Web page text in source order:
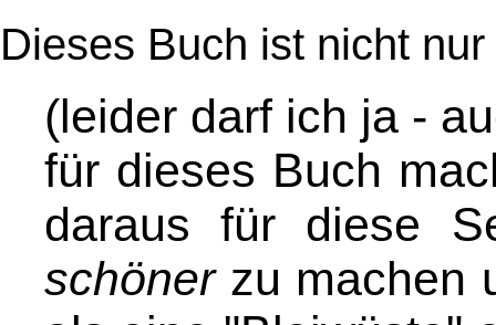
Dieses Buch ist nicht nur
(leider darf ich ja -
für dieses Buch
daraus für diese
schönerzu machen